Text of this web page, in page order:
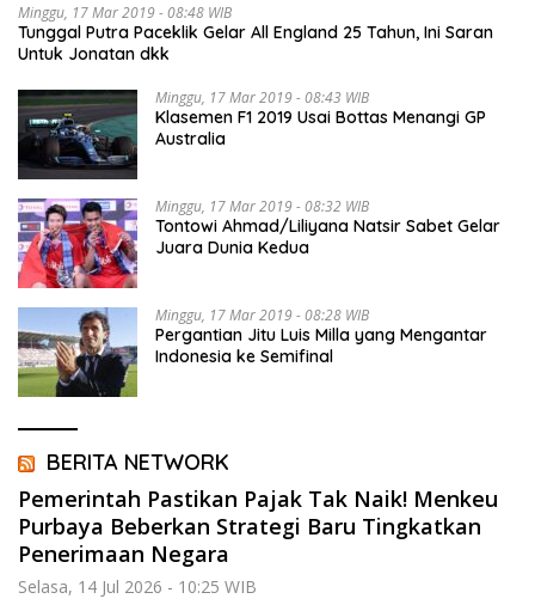
Minggu, 17 Mar 2019 - 08:48 WIB
Tunggal Putra Paceklik Gelar All England 25 Tahun, Ini Saran
Untuk Jonatan dkk
Minggu, 17 Mar 2019 - 08:43 WIB
Klasemen F1 2019 Usai Bottas Menangi GP
Australia
Minggu, 17 Mar 2019 - 08:32 WIB
Tontowi Ahmad/Liliyana Natsir Sabet Gelar
Juara Dunia Kedua
Minggu, 17 Mar 2019 - 08:28 WIB
Pergantian Jitu Luis Milla yang Mengantar
Indonesia ke Semifinal
BERITA NETWORK
Pemerintah Pastikan Pajak Tak Naik! Menkeu
Purbaya Beberkan Strategi Baru Tingkatkan
Penerimaan Negara
Selasa, 14 Jul 2026 - 10:25 WIB